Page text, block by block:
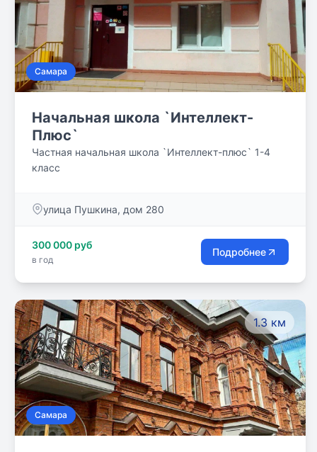
Самара
Начальная школа `Интеллект-
Плюс`
Частная начальная школа `Интеллект-плюс` 1-4
класс
улица Пушкина, дом 280
300 000 руб
в год
Подробнее
1.3 км
Самара